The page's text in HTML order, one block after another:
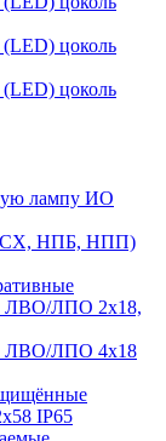
цоколь
цоколь
лампу ИО
НПБ, НПП)
ЛВО/ЛПО 2х18,
ЛВО/ЛПО 4х18
IP65